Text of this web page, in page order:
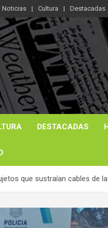
Noticias Cultura Destacadas
DESTACADAS
que sustraían cables de